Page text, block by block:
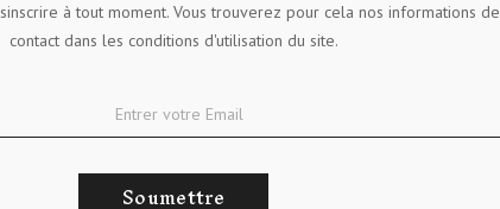
à tout moment. Vous trouverez pour cela nos informations de
contact dans les conditions d'utilisation du site.
Soumettre